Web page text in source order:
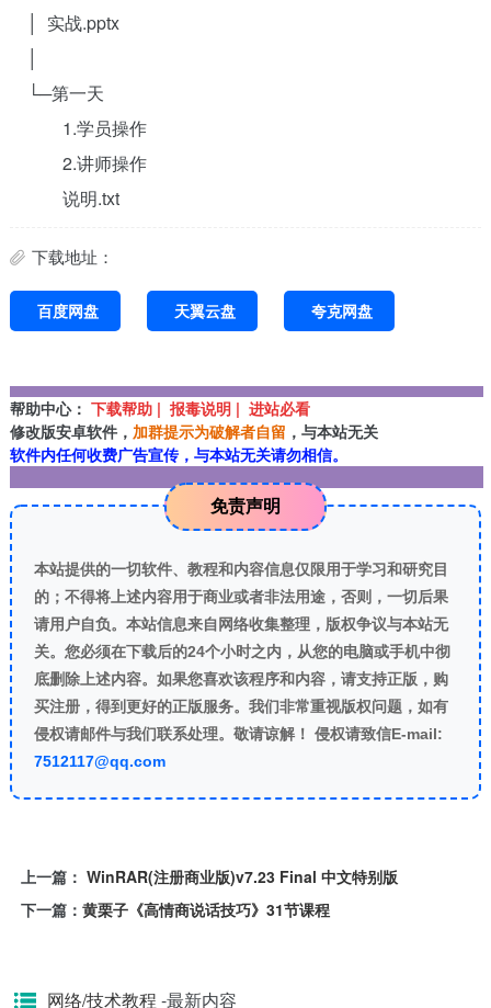
│ 实战.pptx
└─第一天
1.学员操作
2.讲师操作
说明.txt
下载地址：
百度网盘 天翼云盘 夸克网盘
帮助中心： 下载帮助 | 报毒说明 | 进站必看
修改版安卓软件， 加群提示为破解者自留 ，与本站无关
软件内任何收费广告宣传，与本站无关请勿相信。
免责声明
本站提供的一切软件、教程和内容信息仅限用于学习和研究目
的；不得将上述内容用于商业或者非法用途，否则，一切后果
请用户自负。本站信息来自网络收集整理，版权争议与本站无
关。您必须在下载后的24个小时之内，从您的电脑或手机中彻
底删除上述内容。如果您喜欢该程序和内容，请支持正版，购
买注册，得到更好的正版服务。我们非常重视版权问题，如有
侵权请邮件与我们联系处理。敬请谅解！ 侵权请致信E-mail:
7512117@qq.com
上一篇： WinRAR(注册商业版)v7.23 Final 中文特别版
下一篇： 黄栗子《高情商说话技巧》31节课程
网络/技术教程 -最新内容